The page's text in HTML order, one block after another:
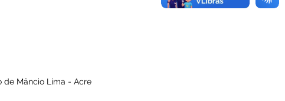
de Mâncio Lima - Acre